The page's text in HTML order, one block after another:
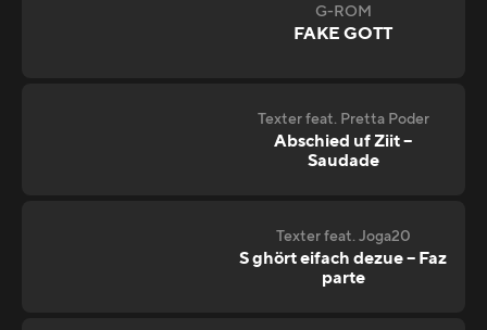
G-ROM
FAKE GOTT
Texter feat. Pretta Poder
Abschied uf Ziit –
Saudade
Texter feat. Joga20
S ghört eifach dezue – Faz
parte